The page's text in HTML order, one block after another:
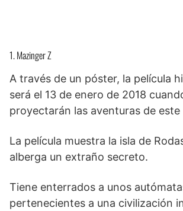
1. Mazinger Z
A través de un póster, la película
será el 13 de enero de 2018
proyectarán las aventuras de
La película muestra la isla de
alberga un extraño secreto.
Tiene enterrados a unos
pertenecientes a una civilización